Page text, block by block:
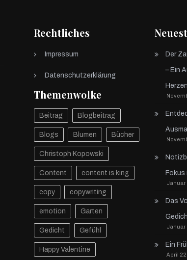
Rechtliches
Impressum
Datenschutzerklärung
Themenwolke
Beitrag Blogbeitrag
Blogs Blumen Bücher
Christoph Kopowski
Content content is king
copy copywriting
emotion Garten
Gedicht Gefühl
Happy Valentine
Der
– Ein
Fokus
Januar
Das
Januar
Ein
April